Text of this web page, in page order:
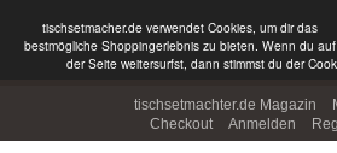
tischsetmacher.de verwendet Cookies, um dir das
bestmögliche Shoppingerlebnis zu bieten. Wenn du auf
der Seite weitersurfst, dann stimmst du der
tischsetmachter.de Magazin
Checkout
Anmelden